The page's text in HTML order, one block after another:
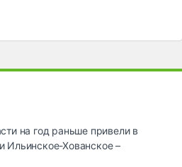
на год раньше привели в
Ильинское-Хованское –